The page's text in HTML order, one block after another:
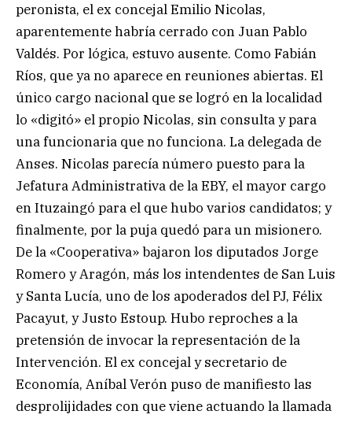
peronista, el ex concejal Emilio Nicolas,
aparentemente habría cerrado con Juan Pablo
Valdés. Por lógica, estuvo ausente. Como Fabián
Ríos, que ya no aparece en reuniones abiertas. El
único cargo nacional que se logró en la localidad
lo «digitó» el propio Nicolas, sin consulta y para
una funcionaria que no funciona. La delegada de
Anses. Nicolas parecía número puesto para la
Jefatura Administrativa de la EBY, el mayor cargo
en Ituzaingó para el que hubo varios candidatos; y
finalmente, por la puja quedó para un misionero.
De la «Cooperativa» bajaron los diputados Jorge
Romero y Aragón, más los intendentes de San Luis
y Santa Lucía, uno de los apoderados del PJ, Félix
Pacayut, y Justo Estoup. Hubo reproches a la
pretensión de invocar la representación de la
Intervención. El ex concejal y secretario de
Economía, Aníbal Verón puso de manifiesto las
desprolijidades con que viene actuando la llamada